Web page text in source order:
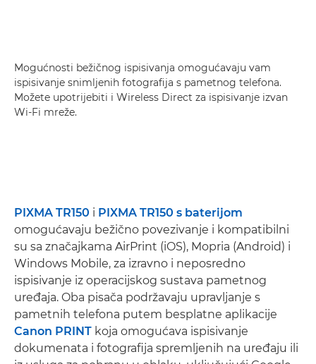
Mogućnosti bežičnog ispisivanja omogućavaju vam
ispisivanje snimljenih fotografija s pametnog telefona.
Možete upotrijebiti i Wireless Direct za ispisivanje izvan
Wi-Fi mreže.
PIXMA TR150 i PIXMA TR150 s baterijom
omogućavaju bežično povezivanje i kompatibilni
su sa značajkama AirPrint (iOS), Mopria (Android) i
Windows Mobile, za izravno i neposredno
ispisivanje iz operacijskog sustava pametnog
uređaja. Oba pisača podržavaju upravljanje s
pametnih telefona putem besplatne aplikacije
Canon PRINT koja omogućava ispisivanje
dokumenata i fotografija spremljenih na uređaju ili